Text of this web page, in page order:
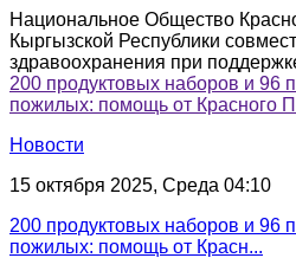
Национальное Общество
Кыргызской Республики
здравоохранения при
200 продуктовых наборов и 96
пожилых: помощь от Красного
Новости
15 октября 2025, Среда 04:10
200 продуктовых наборов и 96
пожилых: помощь от Красн...